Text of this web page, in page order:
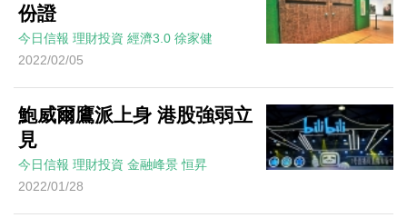
份證
今日信報 理財投資 經濟3.0 徐家健
2022/02/05
鮑威爾鷹派上身 港股強弱立
見
今日信報 理財投資 金融峰景 恒昇
2022/01/28